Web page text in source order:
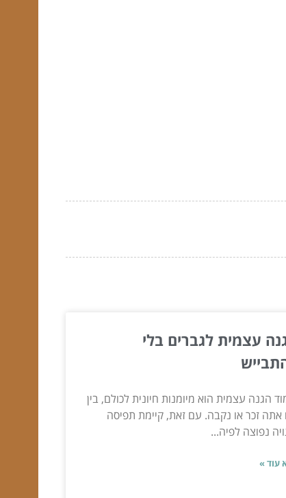
עצמית לגברים בלי
הגנה עצמית הוא מיומנות חיונית לכולם, בין
אתה זכר או נקבה. עם זאת, קיימת תפיסה
נפוצה לפיה...
עוד »